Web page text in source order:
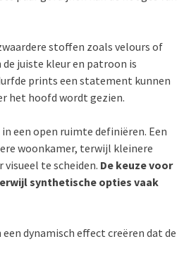
stoffen zoals velours of
juiste kleur en patroon is
prints een statement kunnen
het hoofd wordt gezien.
een open ruimte definiëren. Een
woonkamer, terwijl kleinere
te scheiden. De keuze voor
synthetische opties vaak
dynamisch effect creëren dat de